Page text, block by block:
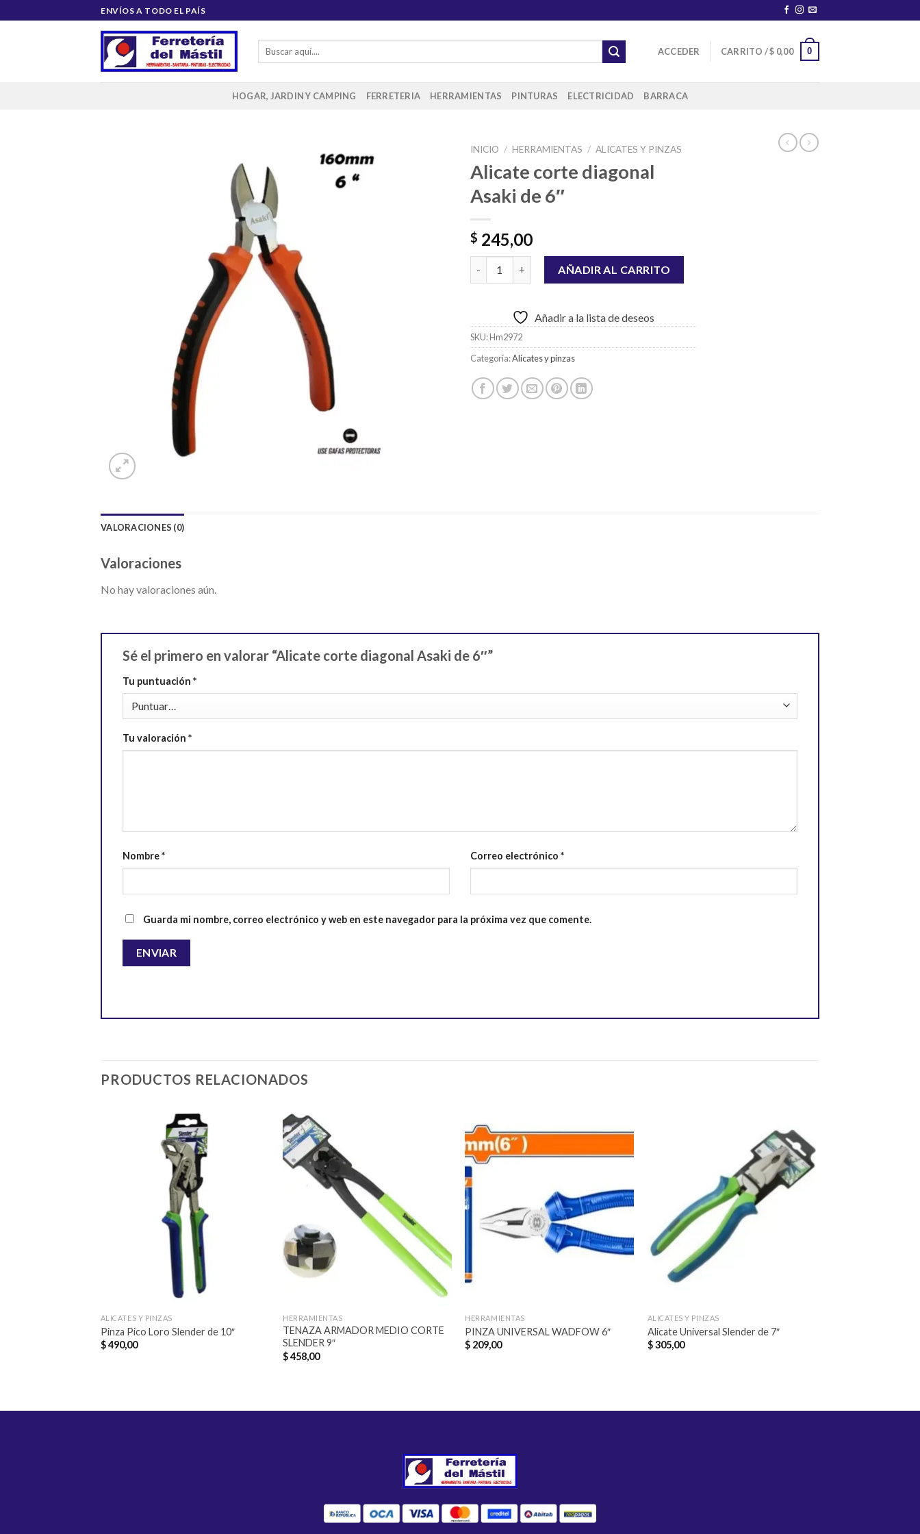
al
ENVÍOS A TODO EL PAÍS
Buscar
ACCEDER CARRITO /$ 0,00 0
HOGAR, JARDIN Y CAMPING FERRETERIA HERRAMIENTAS PINTURAS ELECTRICIDAD BARRACA
INICIO / HERRAMIENTAS / ALICATES Y PINZAS
Alicate corte diagonal
Asaki de 6″
$ 245,00
Alicate corte diagonal Asaki de 6" cantidad
AÑADIR AL CARRITO
Añadir a la lista de deseos
SKU:Hm2972
Categoría:Alicates y pinzas
VALORACIONES (0)
Valoraciones
No hay valoraciones aún.
Sé el primero en valorar “Alicate corte diagonal Asaki de 6″”
Tu puntuación *
Tu valoración *
Nombre* Correo electrónico *
Guarda mi nombre, correo electrónico y web en este navegador para la próxima vez que comente.
PRODUCTOS RELACIONADOS
ALICATES Y PINZAS
Pinza Pico Loro Slender de 10″
$490,00
HERRAMIENTAS
TENAZA ARMADOR MEDIO CORTE
SLENDER 9″
$458,00
deseos
HERRAMIENTAS
PINZA UNIVERSAL WADFOW 6″
$ 209,00
Añadir
a la
lista de
ALICATES Y PINZAS
Alicate Universal Slender de 7″
$305,00